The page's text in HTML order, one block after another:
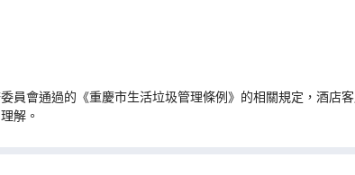
員會通過的《重慶市生活垃圾管理條例》的相關規定，酒店
解。